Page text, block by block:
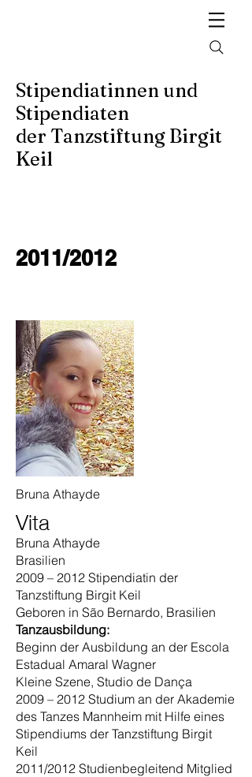
Stipendiatinnen und
Stipendiaten
der Tanzstiftung Birgit
Keil
2011/2012
Bruna Athayde
Vita
Bruna Athayde
Brasilien
2009 – 2012 Stipendiatin der
Tanzstiftung Birgit Keil
Geboren in São Bernardo, Brasilien
Tanzausbildung:
Beginn der Ausbildung an der Escola
Estadual Amaral Wagner
Kleine Szene, Studio de Dança
2009 – 2012 Studium an der Akademie
des Tanzes Mannheim mit Hilfe eines
Stipendiums der Tanzstiftung Birgit
Keil
2011/2012 Studienbegleitend Mitglied